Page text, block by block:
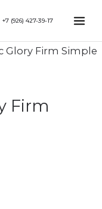
+7 (926) 427-39-17
Glory Firm Simple
Firm